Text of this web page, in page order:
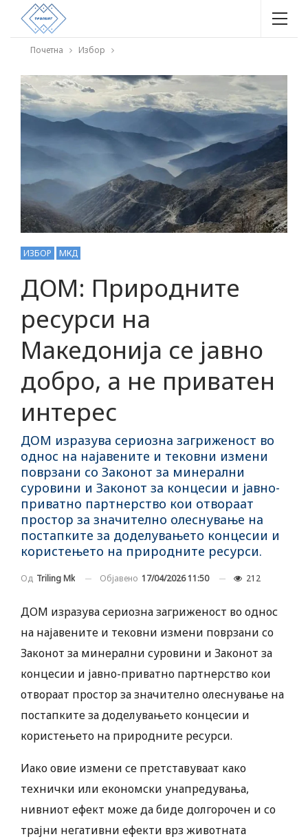
Почетна Избор
ИЗБОР МКД
ДОМ: Природните
ресурси на
Македонија се јавно
добро, а не приватен
интерес
ДОМ изразува сериозна загриженост во
однос на најавените и тековни измени
поврзани со Законот за минерални
суровини и Законот за концесии и јавно-
приватно партнерство кои отвораат
простор за значително олеснување на
постапките за доделувањето концесии и
користењето на природните ресурси.
Од Triling Mk Објавено 17/04/2026 11:50 212
ДОМ изразува сериозна загриженост во однос
на најавените и тековни измени поврзани со
Законот за минерални суровини и Законот за
концесии и јавно-приватно партнерство кои
отвораат простор за значително олеснување на
постапките за доделувањето концесии и
користењето на природните ресурси.
Иако овие измени се претставуваат како
технички или економски унапредувања,
нивниот ефект може да биде долгорочен и со
трајни негативни ефекти врз животната